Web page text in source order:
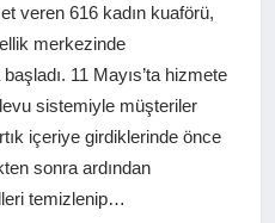
veren 616 kadın kuaförü,
merkezinde
11 Mayıs’ta hizmete
sistemiyle müşteriler
içeriye girdiklerinde önce
sonra ardından
temizlenip…